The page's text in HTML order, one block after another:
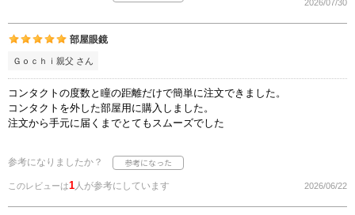
2026/07/30
部屋眼鏡
Ｇｏｃｈｉ親父 さん
コンタクトの度数と瞳の距離だけで簡単に注文できました。
コンタクトを外した部屋用に購入しました。
注文から手元に届くまでとてもスムーズでした
参考になりましたか？
このレビューは1 人が参考にしています 2026/06/22